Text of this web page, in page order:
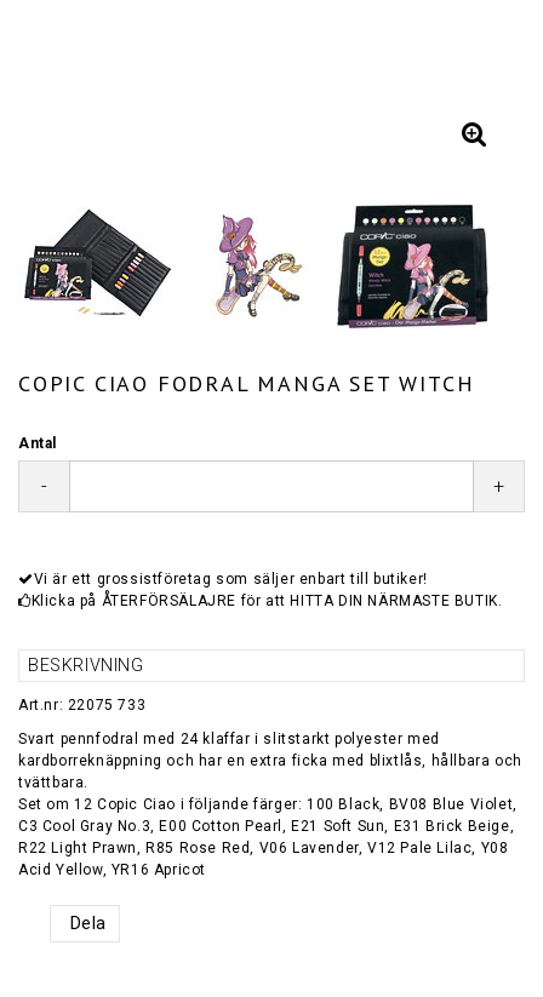
COPIC CIAO FODRAL MANGA SET WITCH
Antal
- +
Vi är ett grossistföretag som säljer enbart till butiker!
Klicka på ÅTERFÖRSÄLAJRE för att HITTA DIN NÄRMASTE BUTIK.
BESKRIVNING
Art.nr: 22075 733
Svart pennfodral med 24 klaffar i slitstarkt polyester med
kardborreknäppning och har en extra ficka med blixtlås, hållbara och
tvättbara.
Set om 12 Copic Ciao i följande färger: 100 Black, BV08 Blue Violet,
C3 Cool Gray No.3, E00 Cotton Pearl, E21 Soft Sun, E31 Brick Beige,
R22 Light Prawn, R85 Rose Red, V06 Lavender, V12 Pale Lilac, Y08
Acid Yellow, YR16 Apricot
Dela